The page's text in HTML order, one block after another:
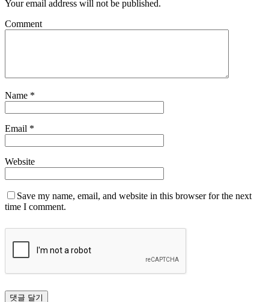
Your email address will not be published.
Comment
Name *
Email *
Website
Save my name, email, and website in this browser for the next
time I comment.